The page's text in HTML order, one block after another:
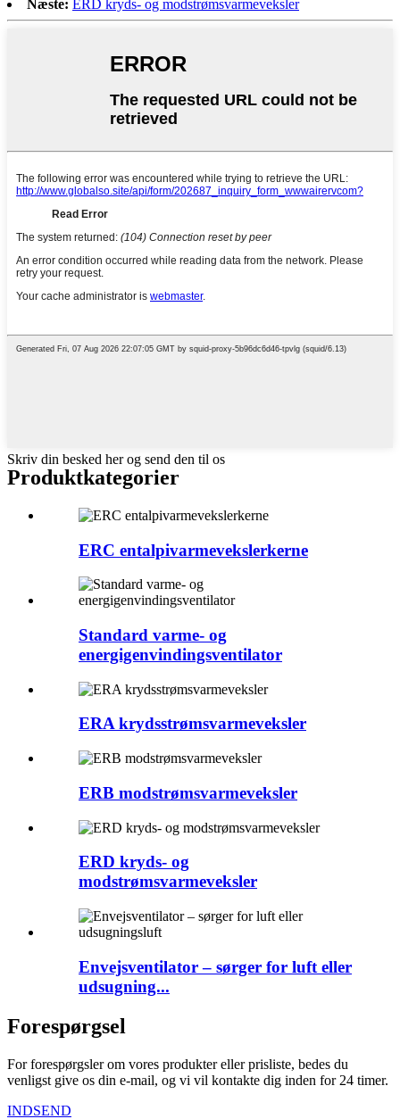
Næste: ERD kryds- og modstrømsvarmeveksler
Skriv din besked her og send den til os
Produktkategorier
ERC entalpivarmevekslerkerne
Standard varme- og
energigenvindingsventilator
ERA krydsstrømsvarmeveksler
ERB modstrømsvarmeveksler
ERD kryds- og
modstrømsvarmeveksler
Envejsventilator – sørger for luft eller
udsugning...
Forespørgsel
For forespørgsler om vores produkter eller prisliste, bedes du
venligst give os din e-mail, og vi vil kontakte dig inden for 24 timer.
INDSEND